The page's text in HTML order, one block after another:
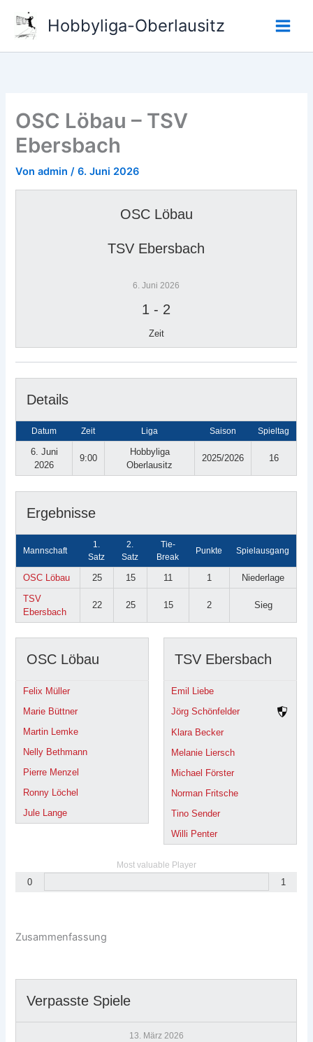
Inhalt
springen
Hobbyliga-Oberlausitz
OSC Löbau – TSV
Ebersbach
Vonadmin/6. Juni 2026
OSC Löbau
TSV Ebersbach
6. Juni 2026
1 - 2
Zeit
Details
Datum Zeit Liga Saison Spieltag
6. Juni
2026
9:00
Hobbyliga
Oberlausitz
2025/2026 16
Ergebnisse
Mannschaft
1.
Satz
2.
Satz
Tie-
Break
Punkte Spielausgang
OSC Löbau 25 15 11 1
Niederlage
TSV
Ebersbach
22 25 15 2 Sieg
OSC Löbau
Felix Müller
Marie Büttner
Martin Lemke
Nelly Bethmann
Pierre Menzel
Ronny Löchel
Jule Lange
TSV Ebersbach
Emil Liebe
Jörg Schönfelder
Klara Becker
Melanie Liersch
Michael Förster
Norman Fritsche
Tino Sender
Willi Penter
Most valuable Player
0 1
Zusammenfassung
Verpasste Spiele
13. März 2026